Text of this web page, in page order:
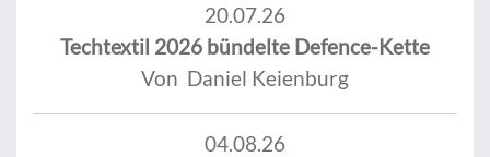
20.07.26
Techtextil 2026 bündelte Defence-Kette
Von Daniel Keienburg
04.08.26